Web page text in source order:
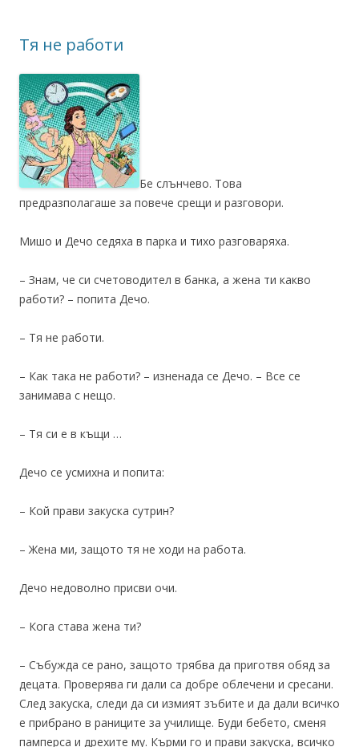
Тя не работи
Бе слънчево. Това
предразполагаше за повече срещи и разговори.
Мишо и Дечо седяха в парка и тихо разговаряха.
– Знам, че си счетоводител в банка, а жена ти какво
работи? – попита Дечо.
– Тя не работи.
– Как така не работи? – изненада се Дечо. – Все се
занимава с нещо.
– Тя си е в къщи …
Дечо се усмихна и попита:
– Кой прави закуска сутрин?
– Жена ми, защото тя не ходи на работа.
Дечо недоволно присви очи.
– Кога става жена ти?
– Събужда се рано, защото трябва да приготвя обяд за
децата. Проверява ги дали са добре облечени и сресани.
След закуска, следи да си измият зъбите и да дали всичко
е прибрано в раниците за училище. Буди бебето, сменя
памперса и дрехите му. Кърми го и прави закуска, всичко